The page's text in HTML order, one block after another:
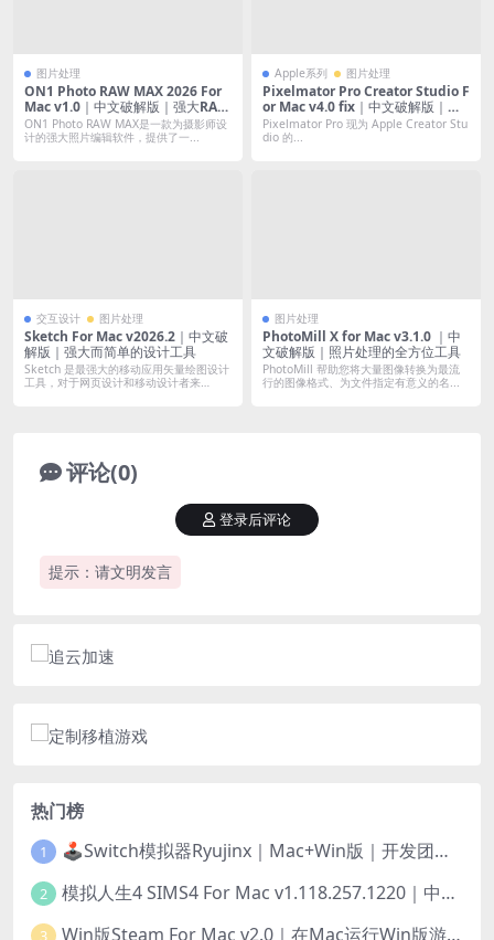
图片处理
ON1 Photo RAW MAX 2026 For
Mac v1.0｜中文破解版｜强大RAW
照片编辑软件
ON1 Photo RAW MAX是一款为摄影师设
计的强大照片编辑软件，提供了一...
Apple系列 图片处理
Pixelmator Pro Creator Studio F
or Mac v4.0 fix｜中文破解版｜苹
果官方专业图像编辑软件
Pixelmator Pro 现为 Apple Creator Stu
dio 的...
交互设计 图片处理
Sketch For Mac v2026.2｜中文破
解版｜强大而简单的设计工具
Sketch 是最强大的移动应用矢量绘图设计
工具，对于网页设计和移动设计者来
图片处理
PhotoMill X for Mac v3.1.0 ｜中
文破解版｜照片处理的全方位工具
PhotoMill 帮助您将大量图像转换为最流
行的图像格式、为文件指定有意义的名...
评论(0)
提示：请文明发言
登录后评论
热门榜
1 🕹️Switch模拟器Ryujinx｜Mac+Win版｜开发团队已解散此乃最后的绝唱版本
2 模拟人生4 SIMS4 For Mac v1.118.257.1220｜中文原生版｜无限金币｜全100DLC
3 Win版Steam For Mac v2.0｜在Mac运行Win版游戏！｜升级GPTK4.0支持！